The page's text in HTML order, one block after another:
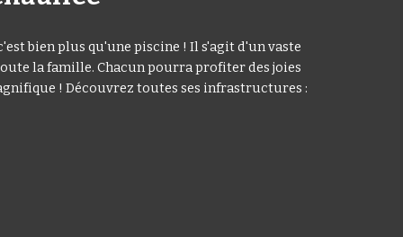
bien plus qu'une piscine ! Il s'agit d'un vaste
la famille. Chacun pourra profiter des joies
! Découvrez toutes ses infrastructures :